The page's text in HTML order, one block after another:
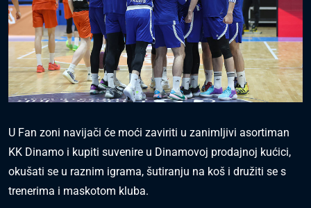
U Fan zoni navijači će moći zaviriti u zanimljivi asortiman
KK Dinamo i kupiti suvenire u Dinamovoj prodajnoj kućici,
okušati se u raznim igrama, šutiranju na koš i družiti se s
trenerima i maskotom kluba.